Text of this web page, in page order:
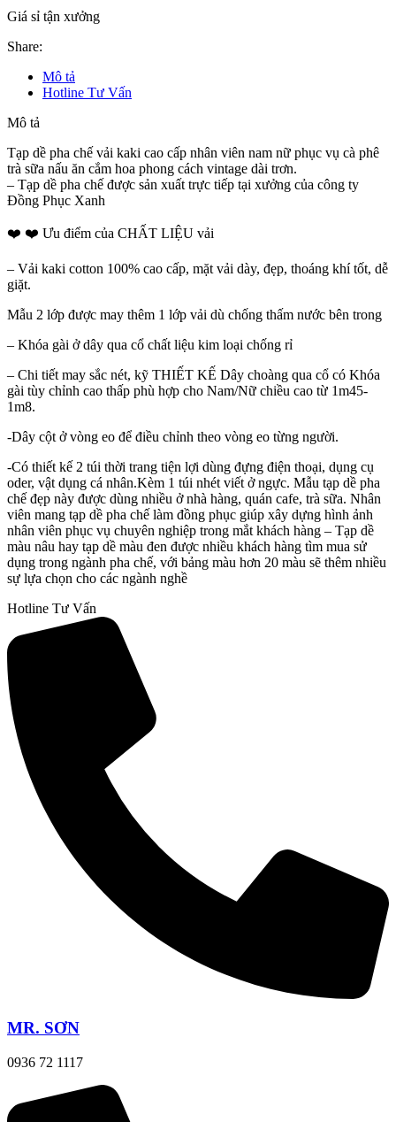
Giá sỉ tận xưởng
Share:
Mô tả
Hotline Tư Vấn
Mô tả
Tạp dề pha chế vải kaki cao cấp nhân viên nam nữ phục vụ cà phê
trà sữa nấu ăn cắm hoa phong cách vintage dài trơn.
– Tạp dề pha chế được sản xuất trực tiếp tại xưởng của công ty
Đồng Phục Xanh
❤️ ❤️ Ưu điểm của CHẤT LIỆU vải
– Vải kaki cotton 100% cao cấp, mặt vải dày, đẹp, thoáng khí tốt, dễ
giặt.
Mẫu 2 lớp được may thêm 1 lớp vải dù chống thấm nước bên trong
– Khóa gài ở dây qua cổ chất liệu kim loại chống rỉ
– Chi tiết may sắc nét, kỹ THIẾT KẾ Dây choàng qua cổ có Khóa
gài tùy chỉnh cao thấp phù hợp cho Nam/Nữ chiều cao từ 1m45-
1m8.
-Dây cột ở vòng eo để điều chỉnh theo vòng eo từng người.
-Có thiết kế 2 túi thời trang tiện lợi dùng đựng điện thoại, dụng cụ
oder, vật dụng cá nhân.Kèm 1 túi nhét viết ở ngực. Mẫu tạp dề pha
chế đẹp này được dùng nhiều ở nhà hàng, quán cafe, trà sữa. Nhân
viên mang tạp dề pha chế làm đồng phục giúp xây dựng hình ảnh
nhân viên phục vụ chuyên nghiệp trong mắt khách hàng – Tạp dề
màu nâu hay tạp dề màu đen được nhiều khách hàng tìm mua sử
dụng trong ngành pha chế, với bảng màu hơn 20 màu sẽ thêm nhiều
sự lựa chọn cho các ngành nghề
Hotline Tư Vấn
MR. SƠN
0936 72 1117